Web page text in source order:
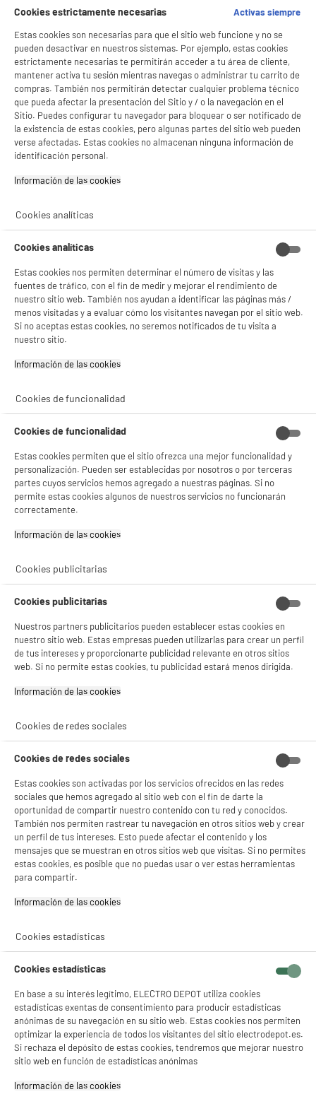
★★★★★
★★★★★
4.6 /5 406 )
compare_product
Oscilante Blanco
Potencia : 45 W
Numero de velocidades : 3
Nivel de ruido (dB) : 52
16 €96
A++
★★★★★
★★★★★
5/5(4)
259€96
Pago aplazos
★★★★★
★★★★★
4.6/5(432 )
Ventilador de Suelo Industrial VALBERG 40W 30
cm de Diámetro 3 Velocidades Inclinación
Ajustable Cromado
Potencia : 50 W
Numero de velocidades : 3
Nivel de ruido (dB) : 54
★★★★★
★★★★★
compare_product
Mochila isotérmica de 20 litros
9€95
ELECTROCHOLLOS
★★★★★
★★★★★
4.7/5(13)
compare_product
Batería cocina MENASTYL SUPERBALL 8pcs
verde menta
Compatibilidad : Todo Tipo De Placas, Entre
Hamaca de Agua, colchoneta hinchables para
Piscina, INNOVAGOODS
€
Rechazar todas
BIENVENIDO a ELECTRO
DEPOT
Con el fin de mejorar tu experiencia, y tras tu consentimiento, ELECTRO DEPOT
y sus socios utilizan cookies que procesan tus datos personales para:
- compartir contenido adaptado a tus preferencias
- ofrecer publicidad y comunicaciones personalizadas
- facilitar el intercambio de contenido en las redes sociales
- analizar el tráfico en nuestro sitio web Consulta la política de cookies.
gestionando sus cookies.
¡Buena visita!
Gestionar cookies
Cookies estrictamente necesarias
Activas siempre
Estas cookies son necesarias para que el sitio web funcione y no se
pueden desactivar en nuestros sistemas. Por ejemplo, estas cookies
estrictamente necesarias te permitirán acceder a tu área de cliente,
mantener activa tu sesión mientras navegas o administrar tu carrito de
compras. También nos permitirán detectar cualquier problema técnico
que pueda afectar la presentación del Sitio y / o la navegación en el
Sitio. Puedes configurar tu navegador para bloquear o ser notificado de
la existencia de estas cookies, pero algunas partes del sitio web pueden
verse afectadas. Estas cookies no almacenan ninguna información de
identificación personal.
Información de las cookies‎
Cookies analíticas
Cookies analíticas
Estas cookies nos permiten determinar el número de visitas y las
fuentes de tráfico, con el fin de medir y mejorar el rendimiento de
nuestro sitio web. También nos ayudan a identificar las páginas más /
menos visitadas y a evaluar cómo los visitantes navegan por el sitio web.
Si no aceptas estas cookies, no seremos notificados de tu visita a
nuestro sitio.
Información de las cookies‎
Cookies de funcionalidad
Cookies de funcionalidad
Estas cookies permiten que el sitio ofrezca una mejor funcionalidad y
personalización. Pueden ser establecidas por nosotros o por terceras
partes cuyos servicios hemos agregado a nuestras páginas. Si no
permite estas cookies algunos de nuestros servicios no funcionarán
correctamente.
Información de las cookies‎
Cookies publicitarias
Cookies publicitarias
Nuestros partners publicitarios pueden establecer estas cookies en
nuestro sitio web. Estas empresas pueden utilizarlas para crear un perfil
de tus intereses y proporcionarte publicidad relevante en otros sitios
web. Si no permite estas cookies, tu publicidad estará menos dirigida.
Información de las cookies‎
Cookies de redes sociales
Cookies de redes sociales
Estas cookies son activadas por los servicios ofrecidos en las redes
sociales que hemos agregado al sitio web con el fin de darte la
oportunidad de compartir nuestro contenido con tu red y conocidos.
También nos permiten rastrear tu navegación en otros sitios web y crear
un perfil de tus intereses. Esto puede afectar el contenido y los
mensajes que se muestran en otros sitios web que visitas. Si no permites
estas cookies, es posible que no puedas usar o ver estas herramientas
para compartir.
Información de las cookies‎
Cookies estadísticas
Cookies estadísticas
En base a su interés legítimo, ELECTRO DEPOT utiliza cookies
estadísticas exentas de consentimiento para producir estadísticas
anónimas de su navegación en su sitio web. Estas cookies nos permiten
optimizar la experiencia de todos los visitantes del sitio electrodepot.es.
Si rechaza el depósito de estas cookies, tendremos que mejorar nuestro
sitio web en función de estadísticas anónimas
Información de las cookies‎